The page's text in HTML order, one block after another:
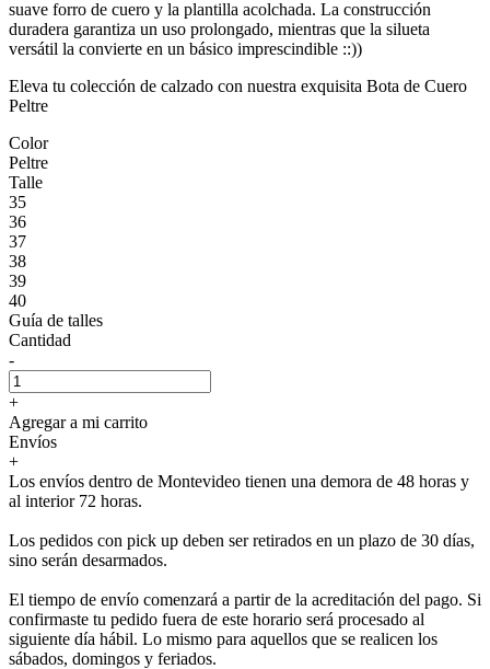
suave forro de cuero y la plantilla acolchada. La construcción
duradera garantiza un uso prolongado, mientras que la silueta
versátil la convierte en un básico imprescindible ::))
Eleva tu colección de calzado con nuestra exquisita Bota de Cuero
Peltre
Color
Peltre
Talle
35
36
37
38
39
40
Guía de talles
Cantidad
-
+
Agregar a mi carrito
Envíos
+
Los envíos dentro de Montevideo tienen una demora de 48 horas y
al interior 72 horas.
Los pedidos con pick up deben ser retirados en un plazo de 30 días,
sino serán desarmados.
El tiempo de envío comenzará a partir de la acreditación del pago. Si
confirmaste tu pedido fuera de este horario será procesado al
siguiente día hábil. Lo mismo para aquellos que se realicen los
sábados, domingos y feriados.